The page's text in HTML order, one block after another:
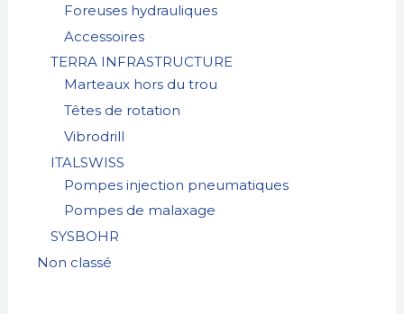
Foreuses hydrauliques
Accessoires
TERRA INFRASTRUCTURE
Marteaux hors du trou
Têtes de rotation
Vibrodrill
ITALSWISS
Pompes injection pneumatiques
Pompes de malaxage
SYSBOHR
Non classé